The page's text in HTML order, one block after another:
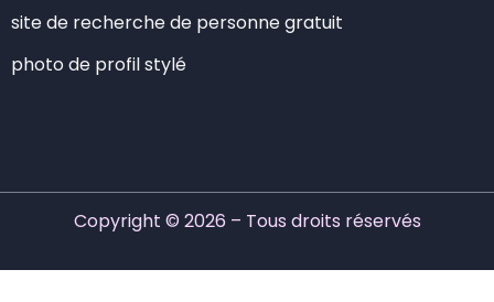
site de recherche de personne gratuit
photo de profil stylé
Copyright © 2026 – Tous droits réservés